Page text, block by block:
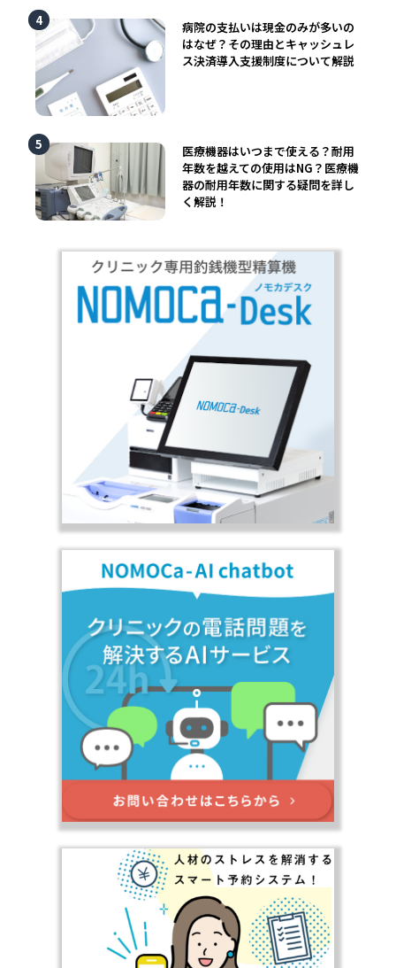
病院の支払いは現金のみが多いの
はなぜ？その理由とキャッシュレ
ス決済導入支援制度について解説
医療機器はいつまで使える？耐用
年数を越えての使用はNG？医療機
器の耐用年数に関する疑問を詳し
く解説！